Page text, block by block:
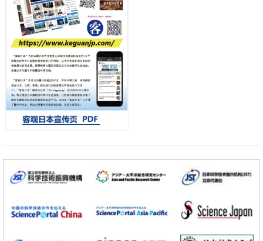
东京大学发现可诱导细胞死亡的新型信使物质
科学研究
东京都健康长寿医疗中心跨器官揭示衰老过程中的糖链变化
科学研究
产总研无需石油利用松脂制备石墨前驱体，可作为电池电极材料
政策
日本内阁会议通过《2026年综合创新战略》，将统筹推进科学研究与成
果转化
科学研究
苍白球外节部体积增大
科学研究
化，研发出面向单细胞质谱成像的新技术
科学研究
基础设施
小岩井忠道 泷川 进